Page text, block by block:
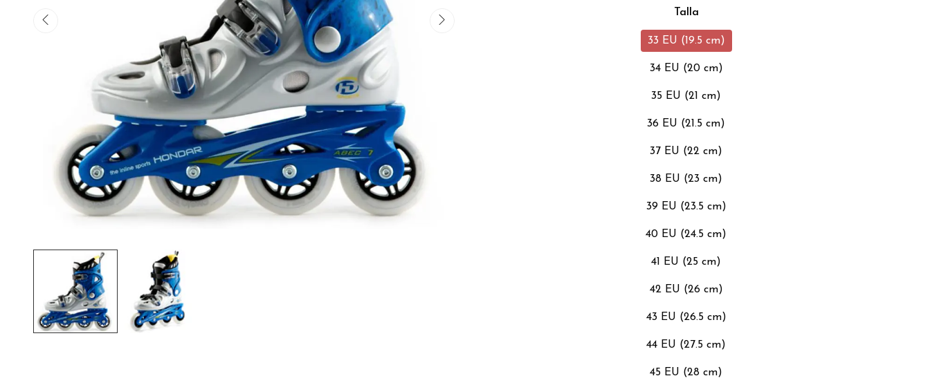
Talla
33 EU (19.5 cm)
34 EU (20 cm)
35 EU (21 cm)
36 EU (21.5 cm)
37 EU (22 cm)
38 EU (23 cm)
39 EU (23.5 cm)
40 EU (24.5 cm)
41 EU (25 cm)
42 EU (26 cm)
43 EU (26.5 cm)
44 EU (27.5 cm)
45 EU (28 cm)